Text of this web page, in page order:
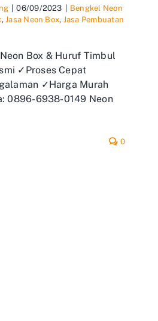
06/09/2023
Bengkel Neon
, Jasa Neon Box, Jasa Pembuatan
Box & Huruf Timbul
✓Proses Cepat
✓Harga Murah
0896-6938-0149 Neon
0